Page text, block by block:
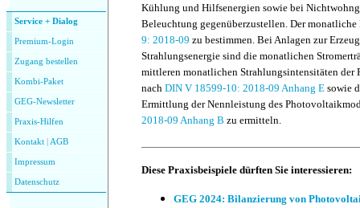
Service + Dialog
Premium-Login
Zugang bestellen
Kombi-Paket
GEG-Newsletter
Praxis-Hilfen
Kontakt AGB
Impressum
Datenschutz
Kühlung und Hilfsenergien sowie bei
Beleuchtung gegenüberzustellen. Der
9: 2018-09 zu bestimmen. Bei Anlagen zur
Strahlungsenergie sind die monatlichen
mittleren monatlichen Strahlungsintensitäten der
nach DIN V 18599-10: 2018-09 Anhang E sowie
Ermittlung der Nennleistung des
2018-09 Anhang B zu ermitteln.
Diese Praxisbeispiele dürften Sie interessieren:
GEG 2024: Bilanzierung von